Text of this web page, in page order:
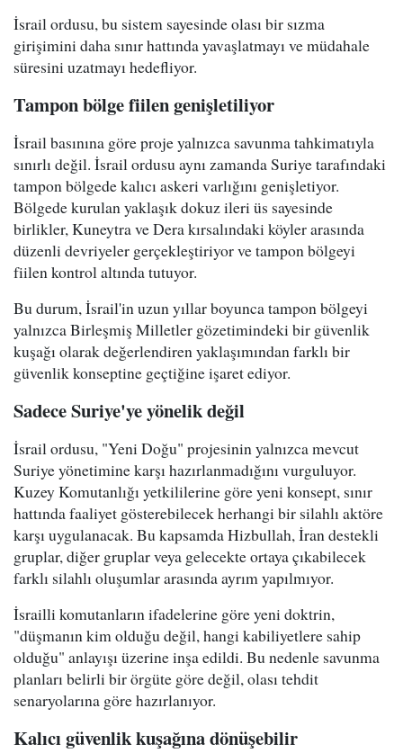
İsrail ordusu, bu sistem sayesinde olası bir sızma
girişimini daha sınır hattında yavaşlatmayı ve müdahale
süresini uzatmayı hedefliyor.
Tampon bölge fiilen genişletiliyor
İsrail basınına göre proje yalnızca savunma tahkimatıyla
sınırlı değil. İsrail ordusu aynı zamanda Suriye tarafındaki
tampon bölgede kalıcı askeri varlığını genişletiyor.
Bölgede kurulan yaklaşık dokuz ileri üs sayesinde
birlikler, Kuneytra ve Dera kırsalındaki köyler arasında
düzenli devriyeler gerçekleştiriyor ve tampon bölgeyi
fiilen kontrol altında tutuyor.
Bu durum, İsrail'in uzun yıllar boyunca tampon bölgeyi
yalnızca Birleşmiş Milletler gözetimindeki bir güvenlik
kuşağı olarak değerlendiren yaklaşımından farklı bir
güvenlik konseptine geçtiğine işaret ediyor.
Sadece Suriye'ye yönelik değil
İsrail ordusu, "Yeni Doğu" projesinin yalnızca mevcut
Suriye yönetimine karşı hazırlanmadığını vurguluyor.
Kuzey Komutanlığı yetkililerine göre yeni konsept, sınır
hattında faaliyet gösterebilecek herhangi bir silahlı aktöre
karşı uygulanacak. Bu kapsamda Hizbullah, İran destekli
gruplar, diğer gruplar veya gelecekte ortaya çıkabilecek
farklı silahlı oluşumlar arasında ayrım yapılmıyor.
İsrailli komutanların ifadelerine göre yeni doktrin,
"düşmanın kim olduğu değil, hangi kabiliyetlere sahip
olduğu" anlayışı üzerine inşa edildi. Bu nedenle savunma
planları belirli bir örgüte göre değil, olası tehdit
senaryolarına göre hazırlanıyor.
Kalıcı güvenlik kuşağına dönüşebilir